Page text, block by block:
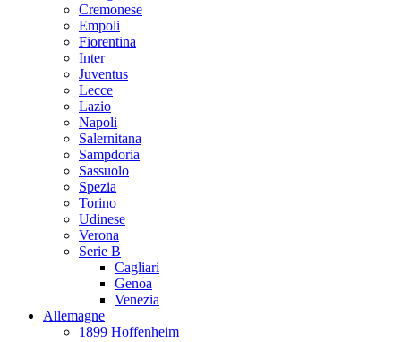
Cremonese
Empoli
Fiorentina
Inter
Juventus
Lecce
Lazio
Napoli
Salernitana
Sampdoria
Sassuolo
Spezia
Torino
Udinese
Verona
Serie B
Cagliari
Genoa
Venezia
Allemagne
1899 Hoffenheim